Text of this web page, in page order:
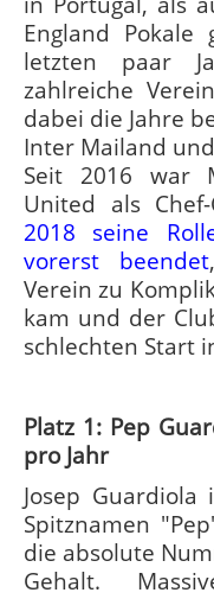
England
letzten paar
zahlreiche
dabei die Jahre
Inter Mailand
Seit 2016 war
United als
2018 seine
vorerst beendet
Verein zu
kam und der
schlechten Start
Platz 1: Pep
pro Jahr
Josep
Spitznamen
die absolute
Gehalt.